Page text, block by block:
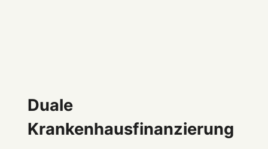
Duale
Krankenhausfinanzierung